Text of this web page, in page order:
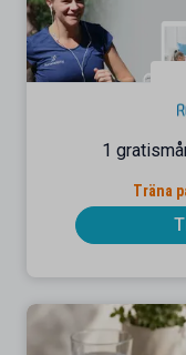
1
Träna